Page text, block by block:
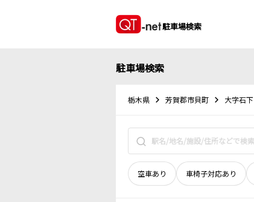
駐車場検索
駐車場検索
栃木県 芳賀郡市貝町 大字石下
空車あり 車椅子対応あり